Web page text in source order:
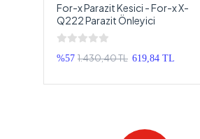
For-x Parazit Kesici - For-x X-
Q222 Parazit Önleyici
%57 1.430,40 TL 619,84 TL